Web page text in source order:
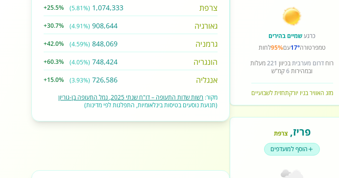
כרגעשמיים בהירים
טמפרטורה17°עם95%לחות
רוח דרום מערביתבכיוון 221מעלות
ובמהירות6קמ"ש
מזג האוויר בניו יורקתחזית לשבועיים
פריז,צרפת
הוסף למועדפים
צרפת 1,074,333
(5.81%)
+25.5%
גאורגיה 908,644
(4.91%)
+30.7%
גרמניה 848,069
(4.59%)
+42.0%
הונגריה 748,424
(4.05%)
+60.3%
אנגליה 726,586
(3.93%)
+15.0%
מקור: רשות שדות התעופה – דו"ח שנתי 2025, נמל התעופה בן-גוריון
(תנועת נוסעים בטיסות בינלאומיות, התפלגות לפי מדינות)